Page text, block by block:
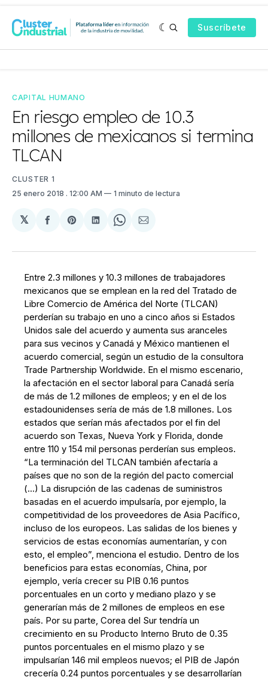
Suscríbete
CAPITAL HUMANO
En riesgo empleo de 10.3
millones de mexicanos si termina
TLCAN
CLUSTER 1
25 enero 2018 . 12:00 AM 1 minuto de lectura
𝕏
Compartir
Facebook
Share
Pinterest
Compartir
LinkedIn
Share
WhatsApp
Compartir
Email
Entre 2.3 millones y 10.3 millones de trabajadores
mexicanos que se emplean en la red del Tratado de
Libre Comercio de América del Norte (TLCAN)
perderían su trabajo en uno a cinco años si Estados
Unidos sale del acuerdo y aumenta sus aranceles
para sus vecinos y Canadá y México mantienen el
acuerdo comercial, según un estudio de la consultora
Trade Partnership Worldwide. En el mismo escenario,
la afectación en el sector laboral para Canadá sería
de más de 1.2 millones de empleos; y en el de los
estadounidenses sería de más de 1.8 millones. Los
estados que serían más afectados por el fin del
acuerdo son Texas, Nueva York y Florida, donde
entre 110 y 154 mil personas perderían sus empleos.
“La terminación del TLCAN también afectaría a
países que no son de la región del pacto comercial
(...) La disrupción de las cadenas de suministros
basadas en el acuerdo impulsaría, por ejemplo, la
competitividad de los proveedores de Asia Pacífico,
incluso de los europeos. Las salidas de los bienes y
servicios de estas economías aumentarían, y con
esto, el empleo”, menciona el estudio. Dentro de los
beneficios para estas economías, China, por
ejemplo, vería crecer su PIB 0.16 puntos
porcentuales en un corto y mediano plazo y se
generarían más de 2 millones de empleos en ese
país. Por su parte, Corea del Sur tendría un
crecimiento en su Producto Interno Bruto de 0.35
puntos porcentuales en el mismo plazo y se
impulsarían 146 mil empleos nuevos; el PIB de Japón
crecería 0.24 puntos porcentuales y se desarrollarían